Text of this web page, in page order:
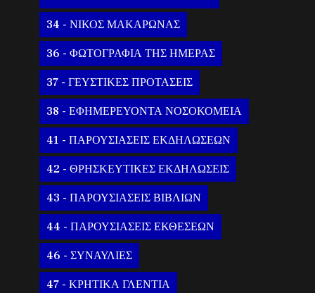
34 - ΝΙΚΟΣ ΜΑΚΑΡΩΝΑΣ
36 - ΦΩΤΟΓΡΑΦΙΑ ΤΗΣ ΗΜΕΡΑΣ
37 - ΓΕΥΣΤΙΚΕΣ ΠΡΟΤΑΣΕΙΣ
38 - ΕΦΗΜΕΡΕΥΟΝΤΑ ΝΟΣΟΚΟΜΕΙΑ
41 - ΠΑΡΟΥΣΙΑΣΕΙΣ ΕΚΔΗΛΩΣΕΩΝ
42 - ΘΡΗΣΚΕΥΤΙΚΕΣ ΕΚΔΗΛΩΣΕΙΣ
43 - ΠΑΡΟΥΣΙΑΣΕΙΣ ΒΙΒΛΙΩΝ
44 - ΠΑΡΟΥΣΙΑΣΕΙΣ ΕΚΘΕΣΕΩΝ
46 - ΣΥΝΑΥΛΙΕΣ
47 - ΚΡΗΤΙΚΑ ΓΛΕΝΤΙΑ